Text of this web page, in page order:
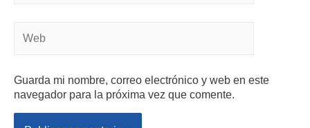
Guarda mi nombre, correo electrónico y web en este
navegador para la próxima vez que comente.